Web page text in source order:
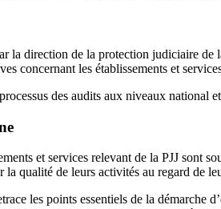
la direction de la protection judiciaire de
concernant les établissements et
des audits aux niveaux national
et services relevant de la PJJ sont
la qualité de leurs activités au regard de
les points essentiels de la démarche